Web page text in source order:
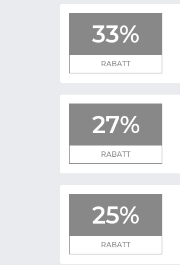
33%
RABATT
27%
RABATT
25%
RABATT